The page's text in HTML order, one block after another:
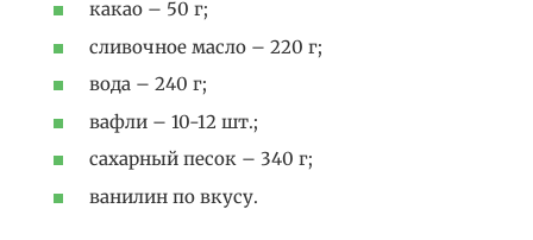
какао – 50 г;
сливочное масло – 220 г;
вода – 240 г;
вафли – 10-12 шт.;
сахарный песок – 340 г;
ванилин по вкусу.